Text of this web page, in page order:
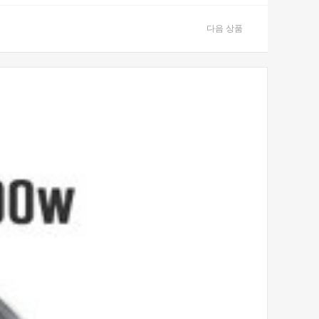
다음 상품